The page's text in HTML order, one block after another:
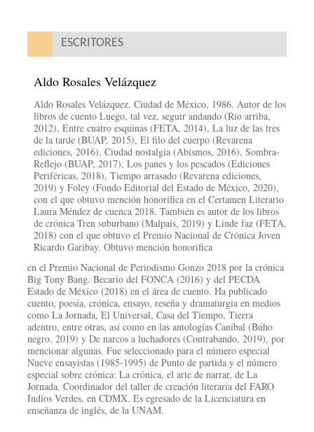
ESCRITORES
Aldo Rosales Velázquez
Aldo Rosales Velázquez. Ciudad de México, 1986. Autor de los
libros de cuento Luego, tal vez, seguir andando (Río arriba,
2012), Entre cuatro esquinas (FETA, 2014), La luz de las tres
de la tarde (BUAP, 2015), El filo del cuerpo (Revarena
ediciones, 2016), Ciudad nostalgia (Abismos, 2016), Sombra-
Reflejo (BUAP, 2017), Los panes y los pescados (Ediciones
Periféricas, 2018), Tiempo arrasado (Revarena ediciones,
2019) y Foley (Fondo Editorial del Estado de México, 2020),
con el que obtuvo mención honorífica en el Certamen Literario
Laura Méndez de cuenca 2018. También es autor de los libros
de crónica Tren suburbano (Malpaís, 2019) y Linde faz (FETA,
2018) con el que obtuvo el Premio Nacional de Crónica Joven
Ricardo Garibay. Obtuvo mención honorifica
en el Premio Nacional de Periodismo Gonzo 2018 por la crónica
Big Tony Bang. Becario del FONCA (2016) y del PECDA
Estado de México (2018) en el área de cuento. Ha publicado
cuento, poesía, crónica, ensayo, reseña y dramaturgia en medios
como La Jornada, El Universal, Casa del Tiempo, Tierra
adentro, entre otras, así como en las antologías Caníbal (Búho
negro, 2019) y De narcos a luchadores (Contrabando, 2019), por
mencionar algunas. Fue seleccionado para el número especial
Nueve ensayistas (1985-1995) de Punto de partida y el número
especial sobre crónica: La crónica, el arte de narrar, de La
Jornada. Coordinador del taller de creación literaria del FARO
Indios Verdes, en CDMX. Es egresado de la Licenciatura en
enseñanza de inglés, de la UNAM.